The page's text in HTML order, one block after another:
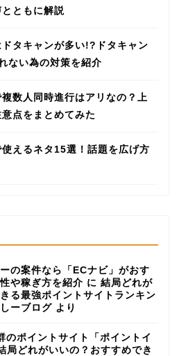
ともに解説
タキャンが多い!?ドタキャン
ない為の対策を紹介
数人同時進行はアリなの？上
点をまとめてみた
えるネタ15選！話題を広げ方
の案件なら「ECナビ」がおす
や稼ぎ方を紹介 に 結局どれが
る最強ポイントサイトランキン
ーブログ より
のポイントサイト「ポイントイ
局どれがいいの？おすすめでき